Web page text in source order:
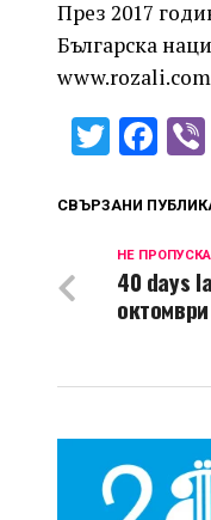
През 2017
Българска
СВЪРЗАНИ
НЕ
40 days
октомври